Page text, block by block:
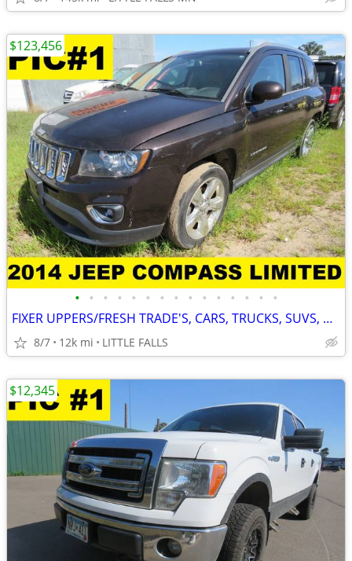
• • • • • • • • • • • • • • •
FIXER UPPERS/FRESH TRADE'S, CARS, TRUCKS, SUVS, VANS!! WHOLESALE!!
8/7 12k mi LITTLE FALLS
$123,456
$12,345